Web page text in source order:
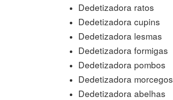
Dedetizadora ratos
Dedetizadora cupins
Dedetizadora lesmas
Dedetizadora formigas
Dedetizadora pombos
Dedetizadora morcegos
Dedetizadora abelhas